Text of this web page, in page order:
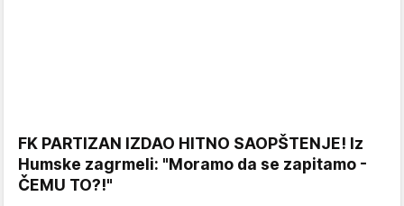
FK PARTIZAN IZDAO HITNO SAOPŠTENJE! Iz
Humske zagrmeli: "Moramo da se zapitamo -
ČEMU TO?!"